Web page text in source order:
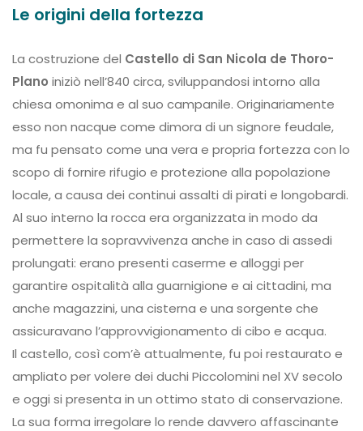
Le origini della fortezza
La costruzione del Castello di San Nicola de Thoro-
Plano iniziò nell’840 circa, sviluppandosi intorno alla
chiesa omonima e al suo campanile. Originariamente
esso non nacque come dimora di un signore feudale,
ma fu pensato come una vera e propria fortezza con lo
scopo di fornire rifugio e protezione alla popolazione
locale, a causa dei continui assalti di pirati e longobardi.
Al suo interno la rocca era organizzata in modo da
permettere la sopravvivenza anche in caso di assedi
prolungati: erano presenti caserme e alloggi per
garantire ospitalità alla guarnigione e ai cittadini, ma
anche magazzini, una cisterna e una sorgente che
assicuravano l’approvvigionamento di cibo e acqua.
Il castello, così com’è attualmente, fu poi restaurato e
ampliato per volere dei duchi Piccolomini nel XV secolo
e oggi si presenta in un ottimo stato di conservazione.
La sua forma irregolare lo rende davvero affascinante